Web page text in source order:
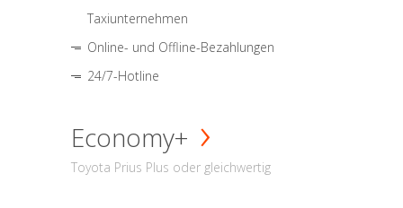
Taxiunternehmen
Online- und Offline-Bezahlungen
24/7-Hotline
Economy+
Toyota Prius Plus oder gleichwertig